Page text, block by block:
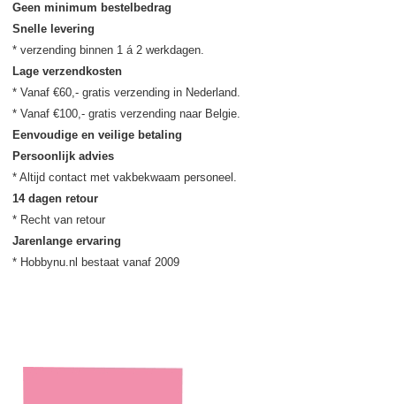
Geen minimum bestelbedrag
Snelle levering
Lage verzendkosten
* Vanaf €60,- gratis verzending in Nederland.
Eenvoudige en veilige betaling
Persoonlijk advies
14 dagen retour
Jarenlange ervaring
* Hobbynu.nl bestaat vanaf 2009